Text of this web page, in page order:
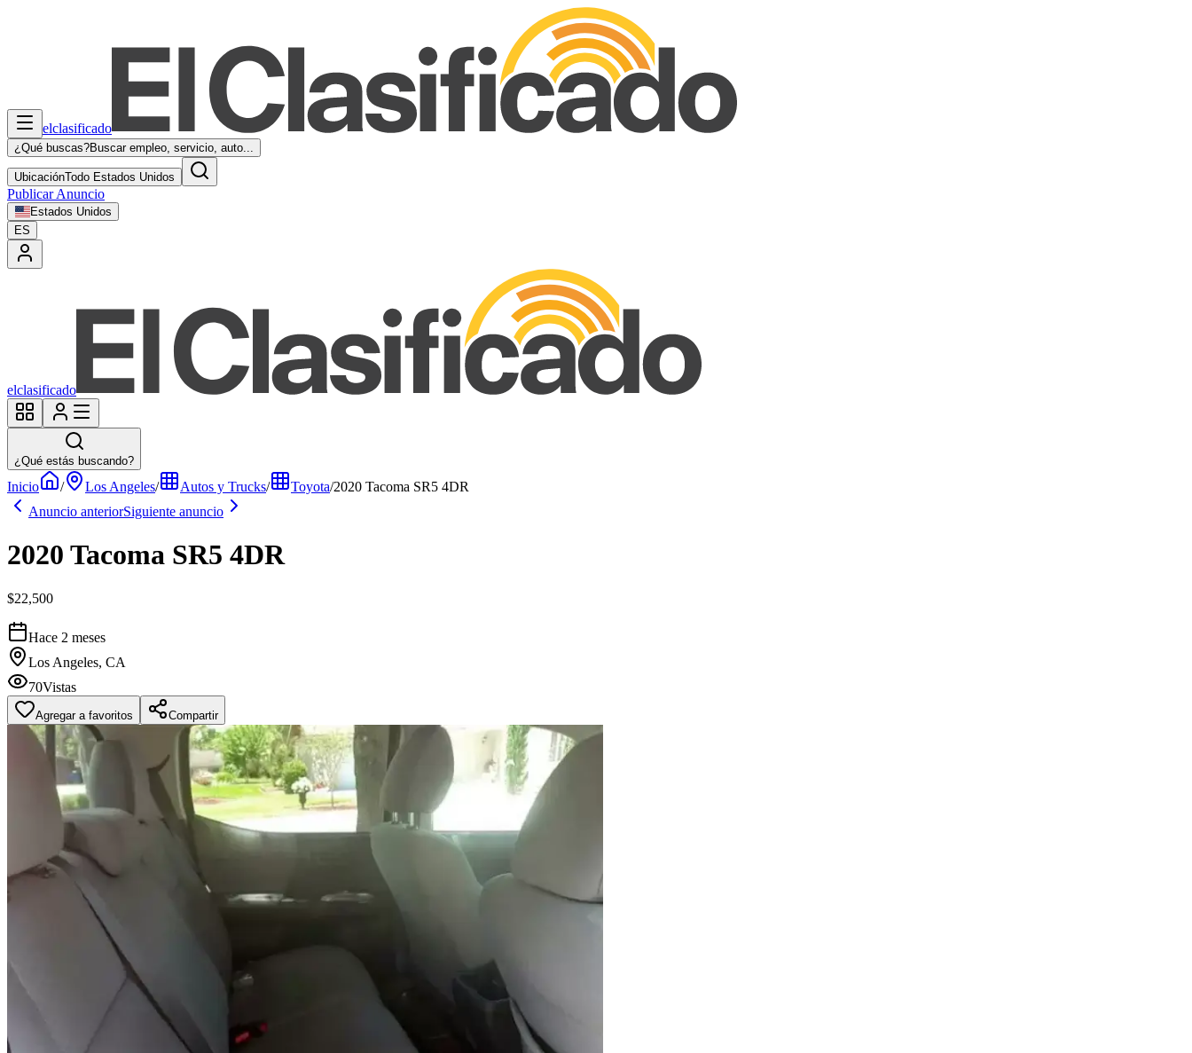
elclasificado
¿Qué buscas?Buscar empleo, servicio, auto...
UbicaciónTodo Estados Unidos
Publicar Anuncio
Estados Unidos
ES
elclasificado
¿Qué estás buscando?
Inicio / Los Angeles/ Autos y Trucks/ Toyota/2020 Tacoma SR5 4DR
Anuncio anteriorSiguiente anuncio
2020 Tacoma SR5 4DR
$22,500
Hace 2 meses
Los Angeles, CA
70Vistas
Agregar a favoritos Compartir